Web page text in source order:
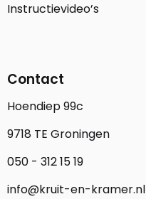
Instructievideo’s
Contact
Hoendiep 99c
9718 TE Groningen
050 - 312 15 19
info@kruit-en-kramer.nl